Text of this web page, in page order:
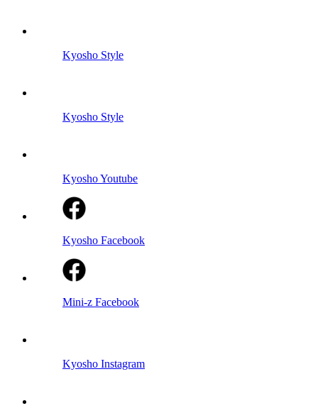
Kyosho Style
Kyosho Style
Kyosho Youtube
Kyosho Facebook
Mini-z Facebook
Kyosho Instagram